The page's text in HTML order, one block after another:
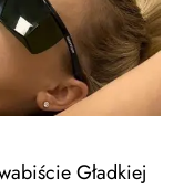
Gładkiej